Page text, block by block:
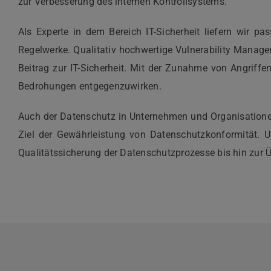
Als Experte in dem Bereich IT-Sicherheit liefern wir
Regelwerke. Qualitativ hochwertige Vulnerability
Beitrag zur IT-Sicherheit. Mit der Zunahme von
Bedrohungen entgegenzuwirken.
Auch der Datenschutz in Unternehmen und
Ziel der Gewährleistung von Datenschutzkonformität.
Qualitätssicherung der Datenschutzprozesse bis hin zur